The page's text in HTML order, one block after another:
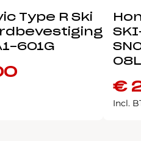
Type R Ski
601G
€
Incl.